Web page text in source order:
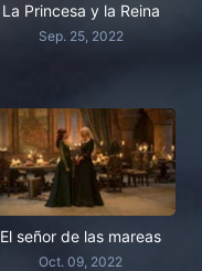
La Princesa y la Reina
Sep. 25, 2022
El señor de las mareas
Oct. 09, 2022